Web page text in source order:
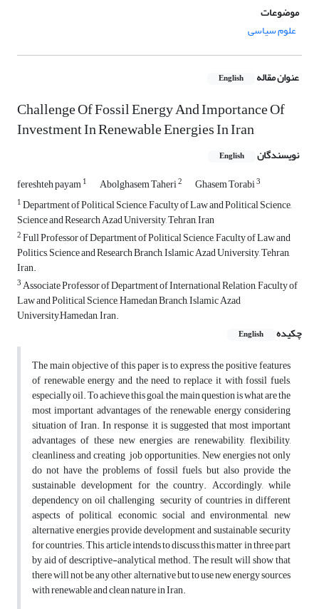
موضوعات
علوم سیاسی
عنوان مقاله English
Challenge Of Fossil Energy And Importance Of
Investment In Renewable Energies In Iran
نویسندگان English
fereshteh payam1 Abolghasem Taheri2 Ghasem Torabi3
1Department of Political Science, Faculty of Law and Political Science,
Science and Research Azad University, Tehran, Iran
2Full Professor of Department of Political Science, Faculty of Law and
Politics, Science and Research Branch, Islamic Azad University, Tehran,
Iran.
3Associate Professor of Department of International Relation, Faculty of
Law and Political Science, Hamedan Branch, Islamic Azad
University,Hamedan, Iran.
چکیده
English
The main objective of this paper is to express the positive features
of renewable energy and the need to replace it with fossil fuels,
especially oil. To achieve this goal, the main question is what are the
most important advantages of the renewable energy considering
situation of Iran. In response, it is suggested that most important
advantages of these new energies are renewability, flexibility,
cleanliness and creating job opportunities. New energies not only
do not have the problems of fossil fuels, but also provide the
sustainable development for the country. Accordingly, while
dependency on oil challenging security of countries in different
aspects of political, economic, social and environmental, new
alternative energies provide development and sustainable security
for countries. This article intends to discuss this matter in three part
by aid of descriptive-analytical method. The result will show that
there will not be any other alternative but to use new energy sources
with renewable and clean nature in Iran.